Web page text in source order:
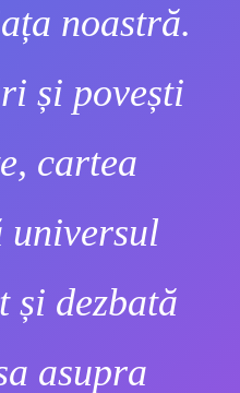
noastră.
și povești
cartea
universul
și dezbată
asupra